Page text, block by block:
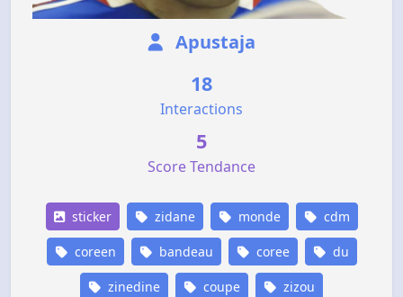
Apustaja
18
Interactions
5
Score Tendance
sticker zidane monde cdm
coreen bandeau coree du
zinedine coupe zizou